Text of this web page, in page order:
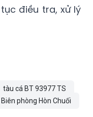
điều tra, xử lý
tàu cá BT 93977 TS
phòng Hòn Chuối